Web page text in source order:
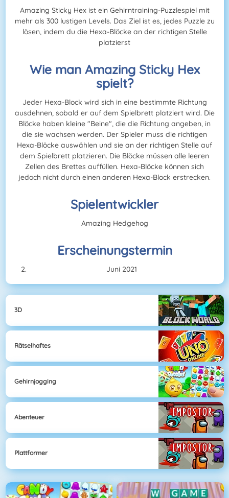
Amazing Sticky Hex ist ein Gehirntraining-Puzzlespiel mit
mehr als 300 lustigen Levels. Das Ziel ist es, jedes Puzzle zu
lösen, indem du die Hexa-Blöcke an der richtigen Stelle
platzierst
Wie man Amazing Sticky Hex
spielt?
Jeder Hexa-Block wird sich in eine bestimmte Richtung
ausdehnen, sobald er auf dem Spielbrett platziert wird. Die
Blöcke haben kleine "Beine", die die Richtung angeben, in
die sie wachsen werden. Der Spieler muss die richtigen
Hexa-Blöcke auswählen und sie an der richtigen Stelle auf
dem Spielbrett platzieren. Die Blöcke müssen alle leeren
Zellen des Brettes auffüllen. Hexa-Blöcke können sich
jedoch nicht durch einen anderen Hexa-Block erstrecken.
Spielentwickler
Amazing Hedgehog
Erscheinungstermin
Juni 2021
3D
Rätselhaftes
Gehirnjogging
Abenteuer
Plattformer